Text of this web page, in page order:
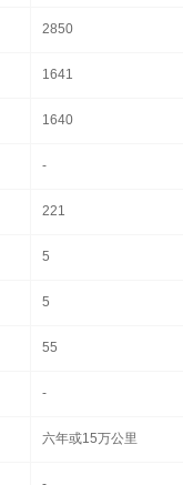
2850
1641
1640
-
221
5
5
55
-
六年或15万公里